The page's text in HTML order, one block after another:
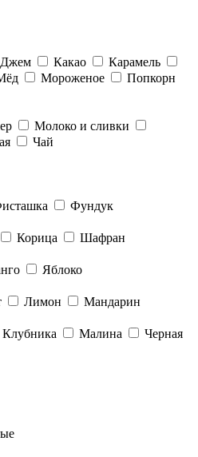
Джем Какао
Карамель
Мороженое
Попкорн
Молоко и сливки
Чай
Фундук
Корица
Шафран
Яблоко
Лимон
Мандарин
Клубника Малина
Черная